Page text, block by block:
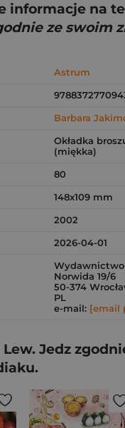
informacje na
ze swoim
Astrum
Barbara
Okładka
(miękka)
80
148x109 mm
2002
2026-04-01
Norwida 19/6
50-374
PL
e-mail: [email
Jedz